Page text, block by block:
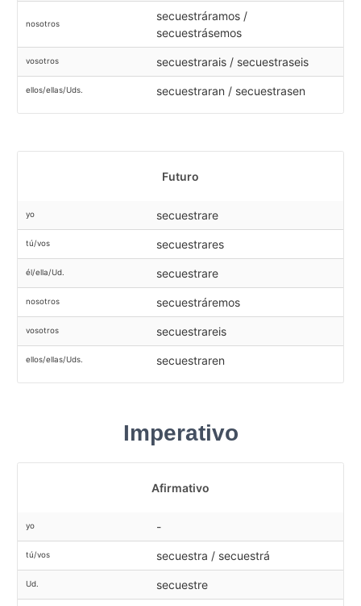
nosotros
secuestráramos /
secuestrásemos
vosotros secuestrarais / secuestraseis
ellos/ellas/Uds. secuestraran / secuestrasen
Futuro
yo secuestrare
tú/vos secuestrares
él/ella/Ud. secuestrare
nosotros secuestráremos
vosotros secuestrareis
ellos/ellas/Uds. secuestraren
Imperativo
Afirmativo
yo -
tú/vos secuestra / secuestrá
Ud. secuestre